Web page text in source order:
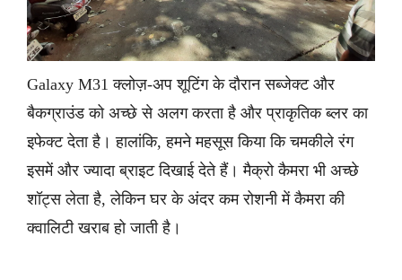
Galaxy M31 क्लोज़-अप शूटिंग के दौरान सब्जेक्ट और
बैकग्राउंड को अच्छे से अलग करता है और प्राकृतिक ब्लर का
इफेक्ट देता है। हालांकि, हमने महसूस किया कि चमकीले रंग
इसमें और ज्यादा ब्राइट दिखाई देते हैं। मैक्रो कैमरा भी अच्छे
शॉट्स लेता है, लेकिन घर के अंदर कम रोशनी में कैमरा की
क्वालिटी खराब हो जाती है।